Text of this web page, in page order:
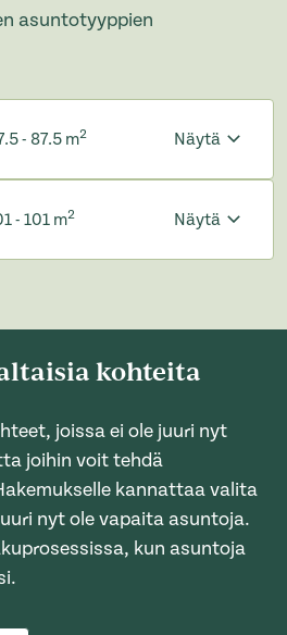
asuntotyyppien
- 87.5 m2 Näytä
- 101 m2 Näytä
kohteita
joissa ei ole juuri nyt
joihin voit tehdä
kannattaa valita
nyt ole vapaita asuntoja.
kun asuntoja